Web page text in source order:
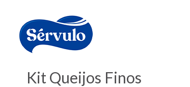
Kit Queijos Finos